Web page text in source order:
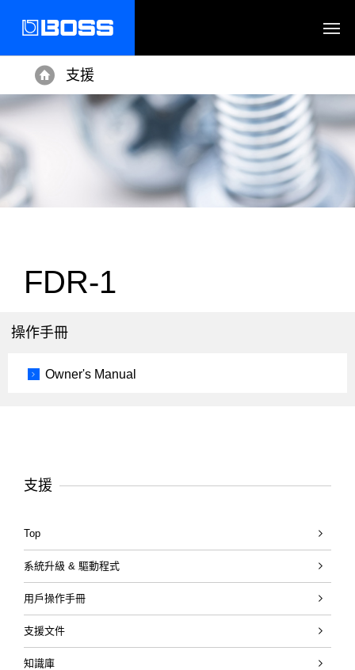
Home
支援
FDR-1
操作手冊
Owner's Manual
支援
Top
系統升級 & 驅動程式
用戶操作手冊
支援文件
知識庫